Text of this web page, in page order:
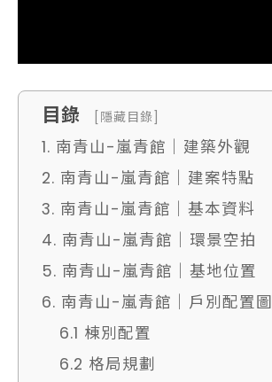
目錄 [隱藏目錄]
1. 南青山-嵐青館｜建築外觀
2. 南青山-嵐青館｜建案特點
3. 南青山-嵐青館｜基本資料
4. 南青山-嵐青館｜環景空拍
5. 南青山-嵐青館｜基地位置
6. 南青山-嵐青館｜戶別配置圖
6.1 棟別配置
6.2 格局規劃